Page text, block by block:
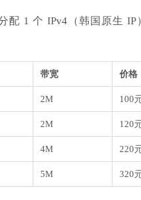
配 1 个 IPv4（韩国原生
带宽 价格
2M 100
2M 120
4M 220
5M 320